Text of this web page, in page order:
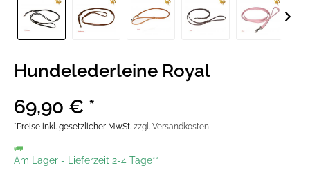
Hundelederleine Royal
69,90 € *
*Preise inkl. gesetzlicher MwSt. zzgl. Versandkosten
Am Lager - Lieferzeit 2-4 Tage**